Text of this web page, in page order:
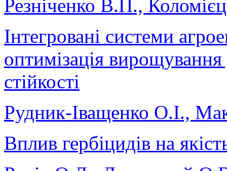
Резніченко В.П.,
Інтегровані системи
оптимізація
стійкості
Рудник-Іващенко О.І.,
Вплив гербіцидів на